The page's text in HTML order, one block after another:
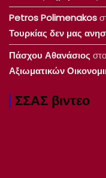
Petros Polimenakos
Τουρκίας δεν μας
Πάσχου Αθανάσιος στο
Αξιωματικών
ΣΣΑΣ βιντεο